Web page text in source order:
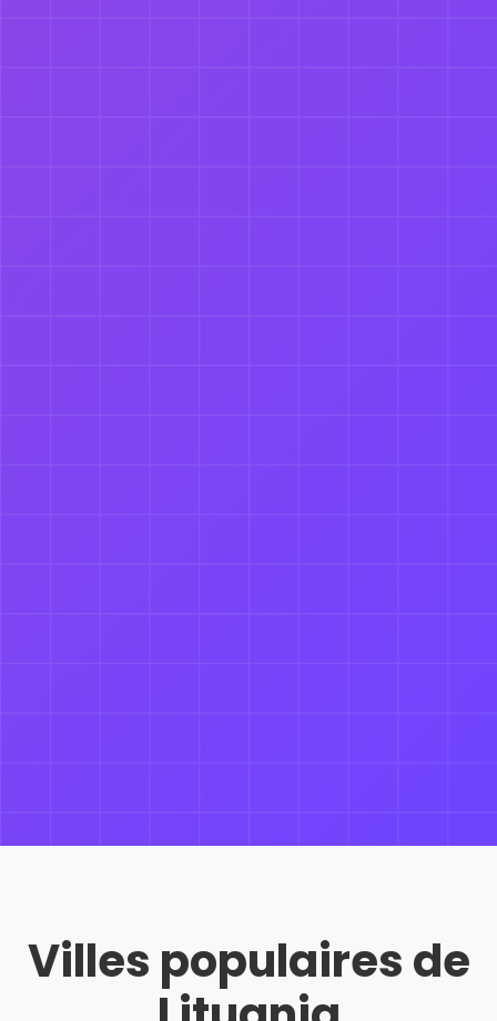
Villes populaires de